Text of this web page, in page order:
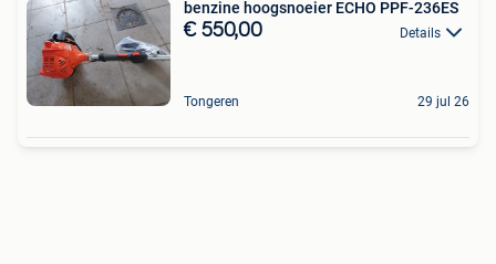
benzine hoogsnoeier ECHO PPF-236ES
€ 550,00 Details
Tongeren 29 jul 26